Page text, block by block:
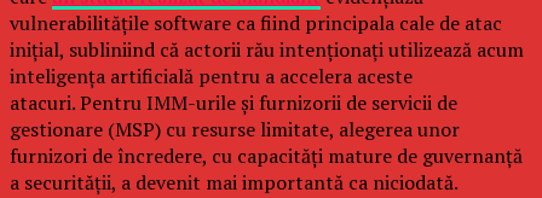
vulnerabilitățile software ca fiind principala cale de atac
inițial, subliniind că actorii rău intenționați utilizează acum
inteligența artificială pentru a accelera aceste
atacuri. Pentru IMM-urile și furnizorii de servicii de
gestionare (MSP) cu resurse limitate, alegerea unor
furnizori de încredere, cu capacități mature de guvernanță
a securității, a devenit mai importantă ca niciodată.